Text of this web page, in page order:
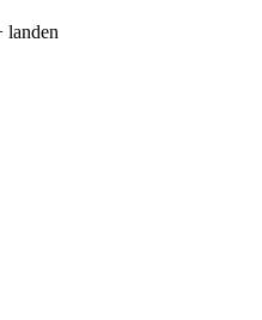
landen